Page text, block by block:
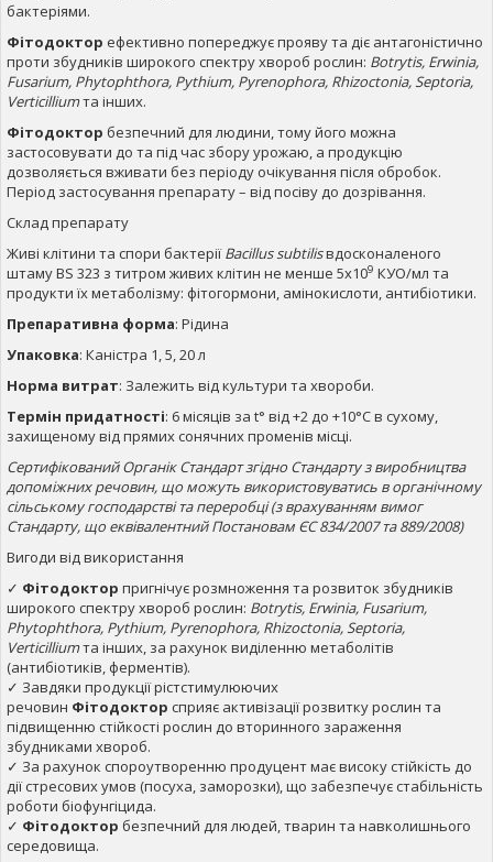
бактеріями.
Фітодоктор ефективно попереджує прояву та діє антагоністично
проти збудників широкого спектру хвороб рослин: Botrytis, Erwinia,
Fusarium, Phytophthora, Pythium, Pyrenophora, Rhizoctonia, Septoria,
Verticilliumта інших.
Фітодоктор безпечний для людини, тому його можна
застосовувати до та під час збору урожаю, а продукцію
дозволяється вживати без періоду очікування після обробок.
Період застосування препарату – від посіву до дозрівання.
Склад препарату
Живі клітини та спори бактеріїBacillus subtilisвдосконаленого
штаму BS 323 з титром живих клітин не менше 5х109 КУО/мл та
продукти їх метаболізму: фітогормони, амінокислоти, антибіотики.
Препаративна форма: Рідина
Упаковка: Каністра 1, 5, 20 л
Норма витрат: Залежить від культури та хвороби.
Термін придатності: 6 місяців за t° від +2 до +10°С в сухому,
захищеному від прямих сонячних променів місці.
Сертифікований Органік Стандарт згідно Стандарту з виробництва
допоміжних речовин, що можуть використовуватись в органічному
сільському господарстві та переробці (з врахуванням вимог
Стандарту, що еквівалентний Постановам ЄС 834/2007 та 889/2008)
Вигоди від використання
✓ Фітодоктор пригнічує розмноження та розвиток збудників
широкого спектру хвороб рослин: Botrytis, Erwinia, Fusarium,
Phytophthora, Pythium, Pyrenophora, Rhizoctonia, Septoria,
Verticilliumта інших, за рахунок виділенню метаболітів
(антибіотиків, ферментів).
✓ Завдяки продукції рістстимулюючих
речовин Фітодоктор сприяє активізації розвитку рослин та
підвищенню стійкості рослин до вторинного зараження
збудниками хвороб.
✓ За рахунок спороутворенню продуцент має високу стійкість до
дії стресових умов (посуха, заморозки), що забезпечує стабільність
роботи біофунгіцида.
✓ Фітодоктор безпечний для людей, тварин та навколишнього
середовища.